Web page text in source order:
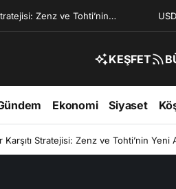
Zenz ve Tohti’nin USD
KEŞFET
Ekonomi Siyaset
Stratejisi: Zenz ve Tohti’nin Yeni